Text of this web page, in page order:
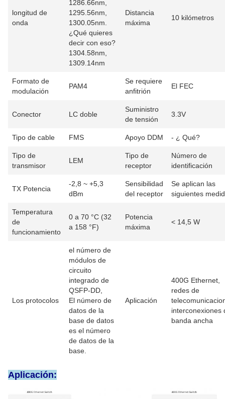
longitud de
onda
1286.66nm,
1295.56nm,
1300.05nm.
¿Qué quieres
decir con eso?
1304.58nm,
1309.14nm
Distancia
máxima
10 kilómetros
Formato de
modulación
PAM4
Se requiere
anfitrión
El FEC
Conector LC doble
Suministro
de tensión
3.3V
Tipo de cable FMS Apoyo DDM - ¿ Qué?
Tipo de
transmisor
LEM
Tipo de
receptor
Número de
identificación
TX Potencia
-2,8 ~ +5,3
dBm
Sensibilidad
del receptor
Se aplican las
siguientes
Temperatura
de
funcionamiento
0 a 70 °C (32
a 158 °F)
Potencia
máxima
< 14,5 W
Los protocolos
el número de
módulos de
circuito
integrado de
QSFP-DD,
El número de
datos de la
base de datos
es el número
de datos de la
base.
Aplicación
400G Ethernet,
redes de
interconexiones
banda ancha
Aplicación: